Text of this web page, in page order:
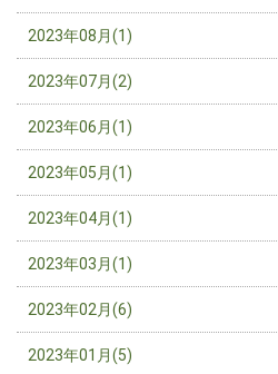
2023年08月(1)
2023年07月(2)
2023年06月(1)
2023年05月(1)
2023年04月(1)
2023年03月(1)
2023年02月(6)
2023年01月(5)